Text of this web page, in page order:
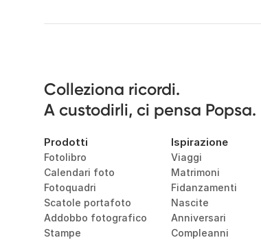
Colleziona ricordi.
A custodirli, ci pensa Popsa.
Prodotti
Fotolibro
Calendari foto
Fotoquadri
Scatole portafoto
Addobbo fotografico
Stampe
Ispirazione
Viaggi
Matrimoni
Fidanzamenti
Nascite
Anniversari
Compleanni